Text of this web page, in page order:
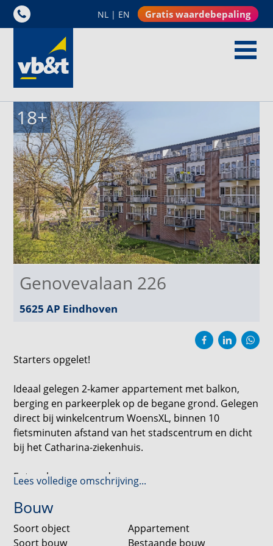
NL | EN Gratis waardebepaling
18+
Genovevalaan 226
5625 AP Eindhoven
Starters opgelet!
Ideaal gelegen 2-kamer appartement met balkon,
berging en parkeerplek op de begane grond. Gelegen
direct bij winkelcentrum WoensXL, binnen 10
fietsminuten afstand van het stadscentrum en dicht
bij het Catharina-ziekenhuis.
Entree begane grond
Entree met elektrische schuifdeuren; centrale hal
met tegelvloer, brievenbussen en bellentableau;
centraal trappenhuis (in totaal zijn er 3
Lees volledige omschrijving...
Bouw
Soort object
Appartement
Soort bouw
Bestaande bouw